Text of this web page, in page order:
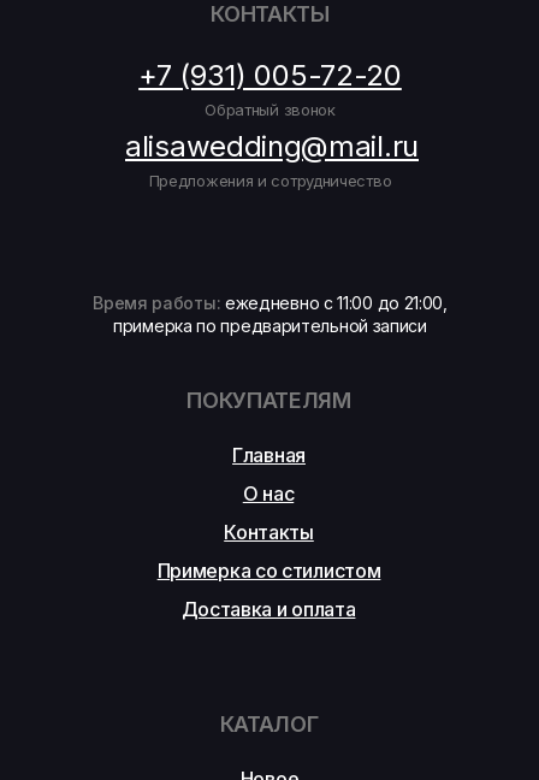
КОНТАКТЫ
+7 (931) 005-72-20
Предложения и сотрудничество
Обратный звонок
Время работы: ежедневно с 11:00 до 21:00,
примерка по предварительной записи
КАТАЛОГ
alisawedding@mail.ru
Главная
О нас
Контакты
Примерка со стилистом
Доставка и оплата
ПОКУПАТЕЛЯМ